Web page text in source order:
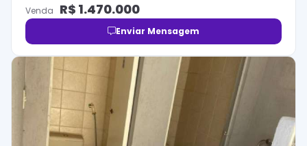
Venda R$ 1.470.000
Enviar Mensagem